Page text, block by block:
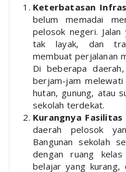
Keterbatasan
belum memadai
pelosok negeri.
tak layak, dan
membuat perjalanan
Di beberapa
berjam-jam
hutan, gunung, atau
sekolah terdekat.
Kurangnya Fasilitas
daerah pelosok
Bangunan sekolah
dengan ruang
belajar yang